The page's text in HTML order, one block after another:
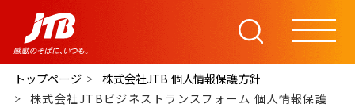
トップページ
株式会社JTB 個人情報保護方針
株式会社JTBビジネストランスフォーム 個人情報保護